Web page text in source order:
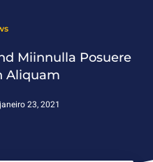
Miinnulla Posuere
Aliquam
janeiro 23, 2021